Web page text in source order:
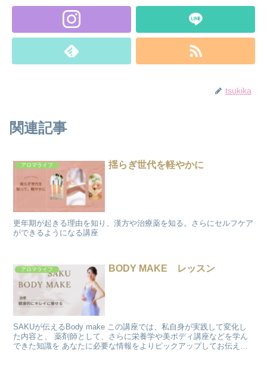
tsukika
関連記事
アロマライフ 揺らぎ世代を軽やかに
更年期が起きる理由を知り、漢方や治療薬を知る。さらにセルフケア
ができるようになる講座
アロマライフ BODY MAKE レッスン
SAKUが伝えるBody make この講座では、私自身が実践して変化し
た内容と、 薬剤師として、さらに栄養学や美ボディ講座などを学ん
できた知識を あなたに必要な情報をよりピックアップしてお伝えし